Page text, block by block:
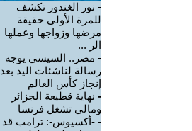
- نور الغندور تكشف
للمرة الأولى حقيقة
مرضها وزواجها وعملها
الر ...
- مصر.. السيسي يوجه
رسالة لناشئات اليد بعد
إنجاز كأس العالم
- نهاية قطيعة الجزائر
ومالي تشغل فرنسا
- -أكسيوس-: ترامب قد